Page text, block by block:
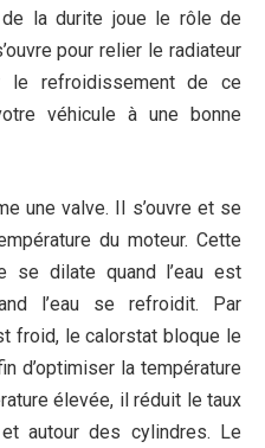
de la durite joue le rôle de
pour relier le radiateur
le refroidissement de ce
véhicule à une bonne
une valve. Il s’ouvre et se
du moteur. Cette
dilate quand l’eau est
l’eau se refroidit. Par
froid, le calorstat bloque le
d’optimiser la température
élevée, il réduit le taux
autour des cylindres. Le